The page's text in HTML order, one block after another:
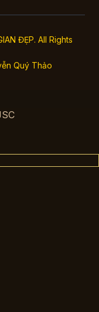
ĐẸP. All Rights
Quý Thảo